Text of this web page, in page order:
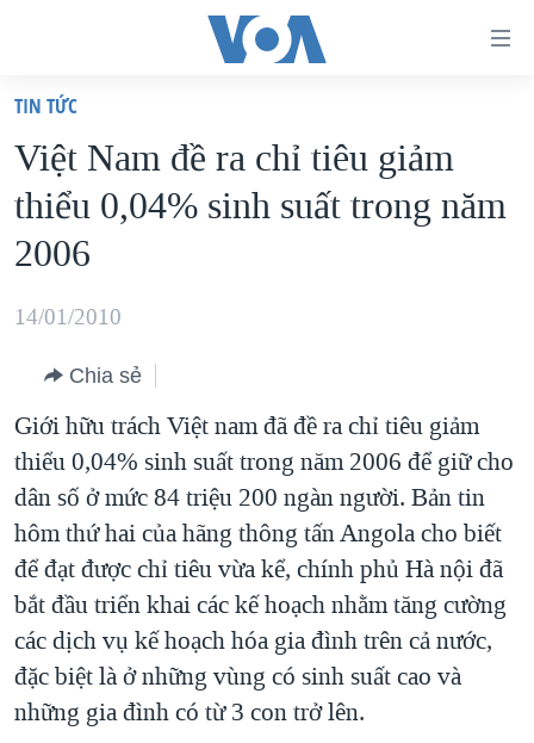
truy
cập
Tới
nội
chính
hướng
chính
Đi
tới
"Tìm"
VIỆT NAM
HOA KỲ
BIỂN ĐÔNG
THẾ GIỚI
DIỄN ĐÀN
MỤC
TỰ DO BÁO CHÍ
NGƯỜI VIỆT HẢI NGOẠI
ĐỜI SỐNG
KINH TẾ
KHOA HỌC
SỨC KHOẺ
CHUYÊN ĐỀ
CHIẾN TRANH THƯƠNG MẠI CỦA MỸ: QUÁ KHỨ VÀ HIỆN
TẠI
HÀNH TRÌNH BẦU CỬ 2024
MỘT NĂM CHIẾN TRANH TẠI DẢI GAZA
GIẢI MÃ VÀNH ĐAI & CON ĐƯỜNG
NGÀY TỊ NẠN THẾ GIỚI
HỌC TIẾNG ANH
VIDEO
NGHE
MẠNG XÃ HỘI
TIN TỨC
Việt Nam đề ra chỉ tiêu giảm
thiểu 0,04% sinh suất trong năm
2006
14/01/2010
Chia sẻ
Giới hữu trách Việt nam đã đề ra chỉ tiêu giảm
thiểu 0,04% sinh suất trong năm 2006 để giữ cho
dân số ở mức 84 triệu 200 ngàn người. Bản tin
hôm thứ hai của hãng thông tấn Angola cho biết
để đạt được chỉ tiêu vừa kể, chính phủ Hà nội đã
bắt đầu triển khai các kế hoạch nhằm tăng cường
các dịch vụ kế hoạch hóa gia đình trên cả nước,
đặc biệt là ở những vùng có sinh suất cao và
những gia đình có từ 3 con trở lên.